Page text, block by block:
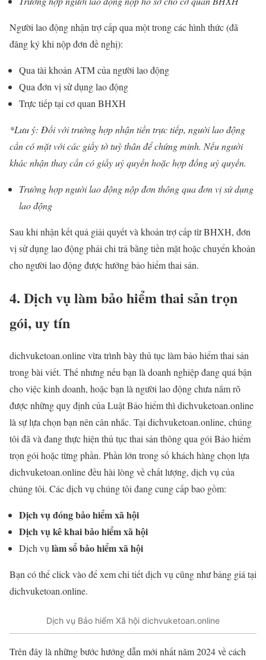
Người lao động nhận trợ cấp qua một trong các hình thức (đã
đăng ký khi nộp đơn đề nghị):
Qua tài khoản ATM của người lao động
Qua đơn vị sử dụng lao động
Trực tiếp tại cơ quan BHXH
*Lưu ý: Đối với trường hợp nhận tiền trực tiếp, người lao động
cần có mặt với các giấy tờ tuỳ thân để chứng minh. Nếu người
khác nhận thay cần có giấy uỷ quyền hoặc hợp đồng uỷ quyền.
Trường hợp người lao động nộp đơn thông qua đơn vị sử dụng
lao động
Sau khi nhận kết quả giải quyết và khoản trợ cấp từ BHXH, đơn
vị sử dụng lao động phải chi trả bằng tiền mặt hoặc chuyển khoản
cho người lao động được hưởng bảo hiểm thai sản.
4. Dịch vụ làm bảo hiểm thai sản trọn
gói, uy tín
dichvuketoan.online vừa trình bày thủ tục làm bảo hiểm thai sản
trong bài viết. Thế nhưng nếu bạn là doanh nghiệp đang quá bận
cho việc kinh doanh, hoặc bạn là người lao động chưa nắm rõ
được những quy định của Luật Bảo hiểm thì dichvuketoan.online
là sự lựa chọn bạn nên cân nhắc. Tại dichvuketoan.online, chúng
tôi đã và đang thực hiện thủ tục thai sản thông qua gói Bảo hiểm
trọn gói hoặc từng phần. Phần lớn trong số khách hàng chọn lựa
dichvuketoan.online đều hài lòng về chất lượng, dịch vụ của
chúng tôi. Các dịch vụ chúng tôi đang cung cấp bao gồm:
Dịch vụ đóng bảo hiểm xã hội
Dịch vụ kê khai bảo hiểm xã hội
Dịch vụ làm sổ bảo hiểm xã hội
Bạn có thể click vào để xem chi tiết dịch vụ cũng như bảng giá tại
dichvuketoan.online.
Dịch vụ Bảo hiểm Xã hội dichvuketoan.online
Trên đây là những bước hướng dẫn mới nhất năm 2024 về cách